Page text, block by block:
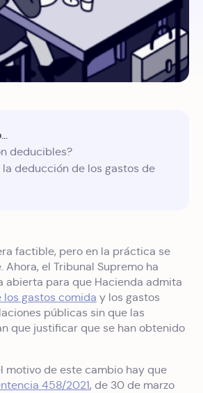
deducibles?
deducción de los gastos de
factible, pero en la práctica se
Ahora, el Tribunal Supremo ha
abierta para que Hacienda admita
gastos comida y los gastos
públicas sin que las
que justificar que se han obtenido
motivo de este cambio hay que
458/2021, de 30 de marzo